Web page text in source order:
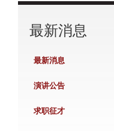
最新消息
最新消息
演讲公告
求职征才